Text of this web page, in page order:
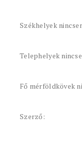
Székhelyek
Telephelyek
Fő mérföldkövek
Szerző: